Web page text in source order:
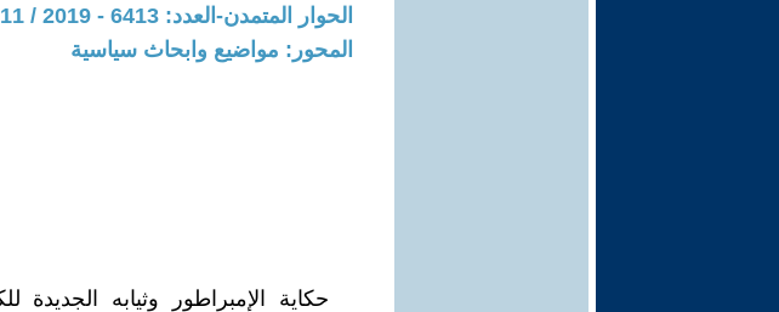
الحوار المتمدن-العدد: 6413 - 2019 / 11 / 19 - 23:32
المحور: مواضيع وابحاث سياسية
حكاية الإمبراطور وثيابه